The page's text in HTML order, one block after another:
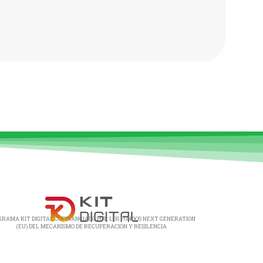
KIT DIGITAL COFINANCIADO POR LOS FONDOS NEXT GENERATION
(EU) DEL MECANISMO DE RECUPERACIÓN Y RESILENCIA